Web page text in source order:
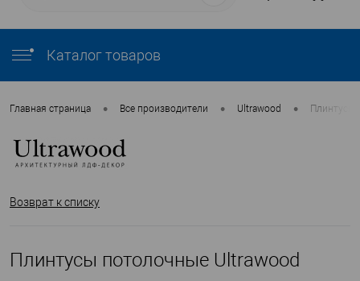
Каталог товаров
Главная страница • Все производители • Ultrawood • Плинтусы
Возврат к списку
Плинтусы потолочные Ultrawood